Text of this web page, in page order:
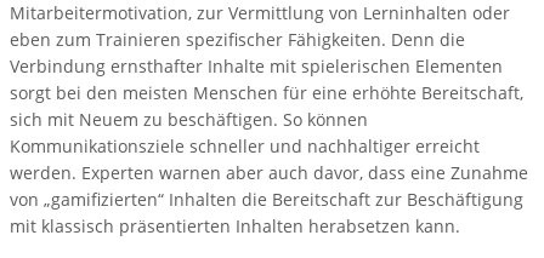
Mitarbeitermotivation, zur Vermittlung von Lerninhalten oder
eben zum Trainieren spezifischer Fähigkeiten. Denn die
Verbindung ernsthafter Inhalte mit spielerischen Elementen
sorgt bei den meisten Menschen für eine erhöhte Bereitschaft,
sich mit Neuem zu beschäftigen. So können
Kommunikationsziele schneller und nachhaltiger erreicht
werden. Experten warnen aber auch davor, dass eine Zunahme
von „gamifizierten“ Inhalten die Bereitschaft zur Beschäftigung
mit klassisch präsentierten Inhalten herabsetzen kann.